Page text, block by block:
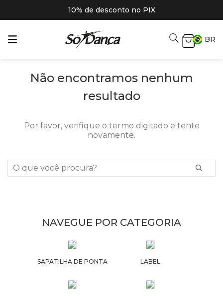
10% de desconto no PIX
BR
Não encontramos nenhum
resultado
Por favor, verifique o termo digitado e tente
novamente.
O que você procura?
NAVEGUE POR CATEGORIA
SAPATILHA DE PONTA LABEL